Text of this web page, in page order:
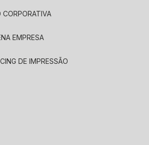
CORPORATIVA
EMPRESA
DE IMPRESSÃO